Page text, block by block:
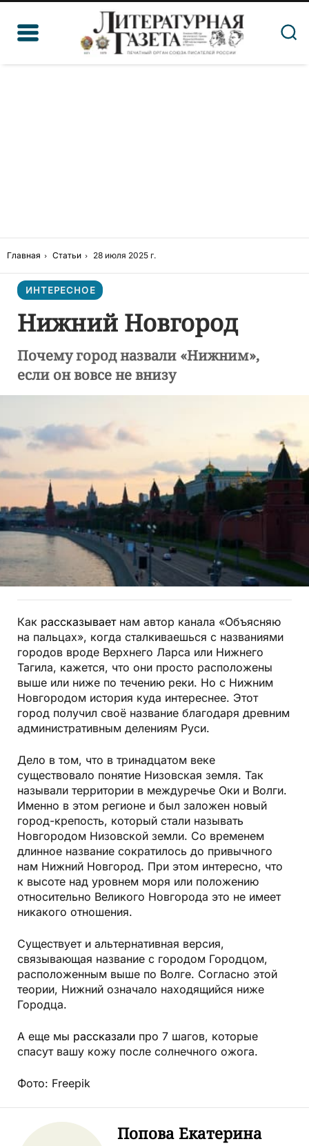
Главная Статьи 28 июля 2025 г.
ИНТЕРЕСНОЕ
Нижний Новгород
Почему город назвали «Нижним»,
если он вовсе не внизу
Как рассказывает нам автор канала «Объясняю
на пальцах», когда сталкиваешься с названиями
городов вроде Верхнего Ларса или Нижнего
Тагила, кажется, что они просто расположены
выше или ниже по течению реки. Но с Нижним
Новгородом история куда интереснее. Этот
город получил своё название благодаря древним
административным делениям Руси.
Дело в том, что в тринадцатом веке
существовало понятие Низовская земля. Так
называли территории в междуречье Оки и Волги.
Именно в этом регионе и был заложен новый
город-крепость, который стали называть
Новгородом Низовской земли. Со временем
длинное название сократилось до привычного
нам Нижний Новгород. При этом интересно, что
к высоте над уровнем моря или положению
относительно Великого Новгорода это не имеет
никакого отношения.
Существует и альтернативная версия,
связывающая название с городом Городцом,
расположенным выше по Волге. Согласно этой
теории, Нижний означало находящийся ниже
Городца.
А еще мы рассказали про 7 шагов, которые
спасут вашу кожу после солнечного ожога.
Фото: Freepik
Попова Екатерина